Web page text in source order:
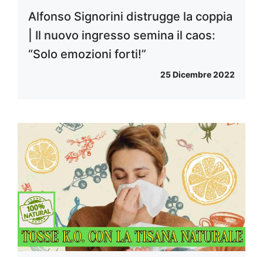
Alfonso Signorini distrugge la coppia
| Il nuovo ingresso semina il caos:
“Solo emozioni forti!”
25 Dicembre 2022